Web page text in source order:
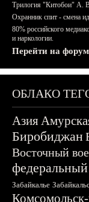
Трилогия "Китобои" А.
Охранник спит - смена
80% российского
и наркологии.
Перейти на
ОБЛАКО
Азия
Биробиджан
Восточный
Забайкалье